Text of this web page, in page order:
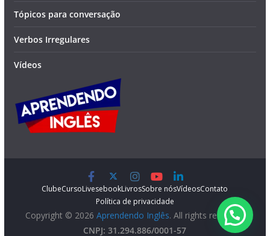
Tópicos para conversação
Verbos Irregulares
Vídeos
ClubeCursoLivesebookLivrosSobre nósVídeosContato
Política de privacidade
Copyright © 2026 Aprendendo Inglês. All rights reserved.
CNPJ: 31.294.886/0001-57